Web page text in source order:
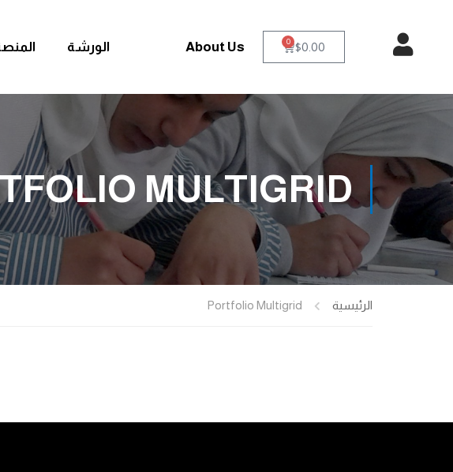
$0.00
0
About Us الورشة
MULTIGRID
الرئيسية Portfolio Multigrid